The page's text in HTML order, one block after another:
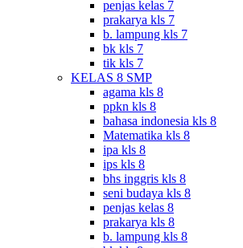
penjas kelas 7
prakarya kls 7
b. lampung kls 7
bk kls 7
tik kls 7
KELAS 8 SMP
agama kls 8
ppkn kls 8
bahasa indonesia kls 8
Matematika kls 8
ipa kls 8
ips kls 8
bhs inggris kls 8
seni budaya kls 8
penjas kelas 8
prakarya kls 8
b. lampung kls 8